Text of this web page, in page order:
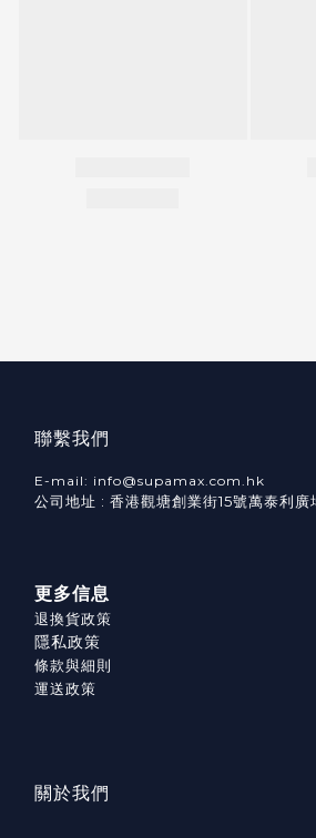
聯繫我們
E-mail: info@supamax.com.hk
公司地址 : 香港觀塘創業街15號萬泰利廣
更多信息
退換貨政策
隱私政策
條款與細則
運送政策
關於我們